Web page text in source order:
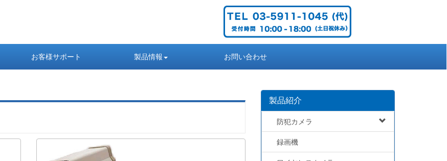
お客様サポート 製品情報 お問い合わせ
製品紹介
防犯カメラ
録画機